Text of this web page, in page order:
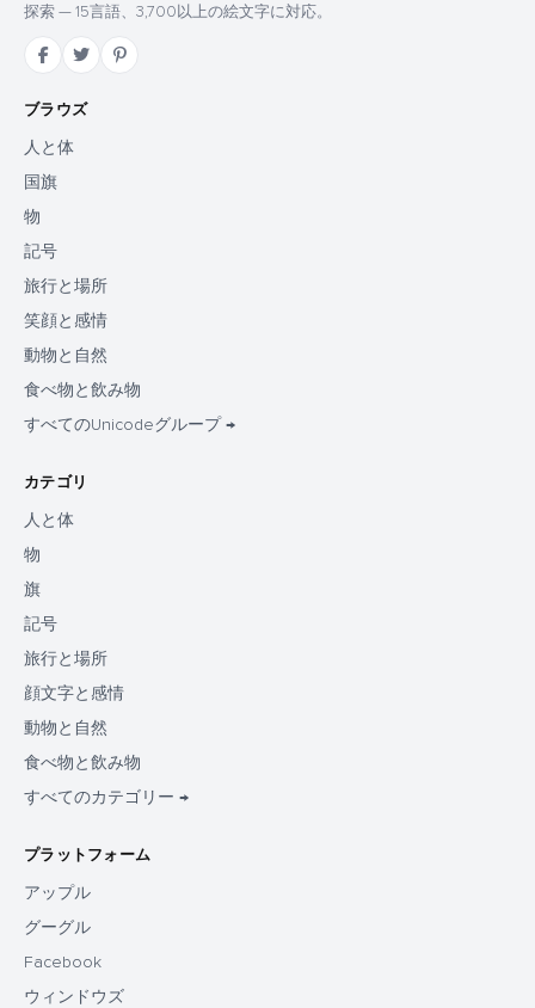
探索 — 15言語、3,700以上の絵文字に対応。
ブラウズ
人と体
国旗
物
記号
旅行と場所
笑顔と感情
動物と自然
食べ物と飲み物
すべてのUnicodeグループ →
カテゴリ
人と体
物
旗
記号
旅行と場所
顔文字と感情
動物と自然
食べ物と飲み物
すべてのカテゴリー →
プラットフォーム
アップル
グーグル
Facebook
ウィンドウズ